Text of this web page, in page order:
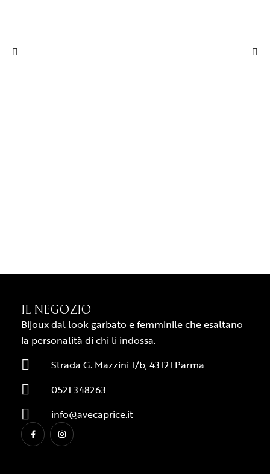
IL NEGOZIO
Bijoux dal look garbato e femminile che esaltano
la personalità di chi li indossa.
Strada G. Mazzini 1/b, 43121 Parma
0521 348263
info@avecaprice.it